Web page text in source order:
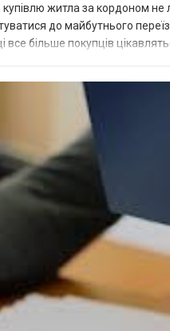
житла за кордоном не
до майбутнього
все більше покупців